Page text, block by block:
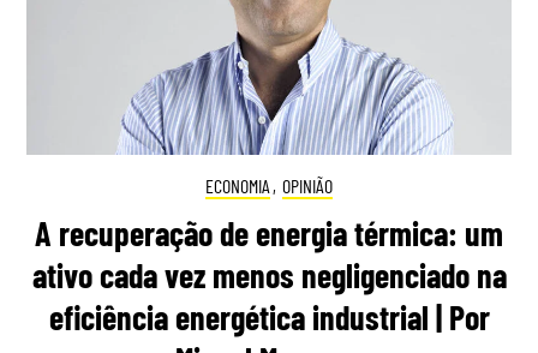
ECONOMIA , OPINIÃO
A recuperação de energia térmica: um
ativo cada vez menos negligenciado na
eficiência energética industrial | Por